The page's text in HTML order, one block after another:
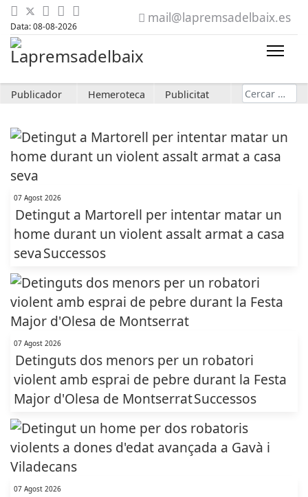
Data: 08-08-2026
mail@lapremsadelbaix.es
Publicador Hemeroteca Publicitat Cerca
07 Agost 2026
Detingut a Martorell per intentar matar un
home durant un violent assalt armat a casa
sevaSuccessos
07 Agost 2026
Detinguts dos menors per un robatori
violent amb esprai de pebre durant la Festa
Major d'Olesa de MontserratSuccessos
07 Agost 2026